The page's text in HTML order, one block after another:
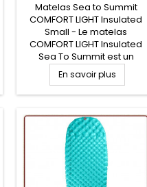
Matelas Sea to Summit
COMFORT LIGHT Insulated
Small - Le matelas
COMFORT LIGHT Insulated
Sea To Summit est un
matelas gonflable ultra
léger et isolé (indice R-
Value 3.7) pour un meilleur
trek ultra léger. Isolation
Thermolite pour éviter de
perdre de la chaleur
corporelle vers le sol.
Pompe Airstream fournie
pour assurer un...
En savoir plus